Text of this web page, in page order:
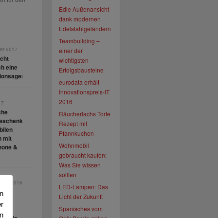
2017
eine
mit
&
2016
im
Edle Außenansicht
dank modernen
Edelstahlgeländern
Teambuilding –
einer der
wichtigsten
Erfolgsbausteine
eurodata erhält
Innovationspreis-IT
2016
Räucherlachs Torte
Rezept mit
Pfannkuchen
Wohnmobil
gebraucht kaufen:
Was Sie wissen
sollten
LED-Lampen: Das
Licht der Zukunft
Spanisches vom